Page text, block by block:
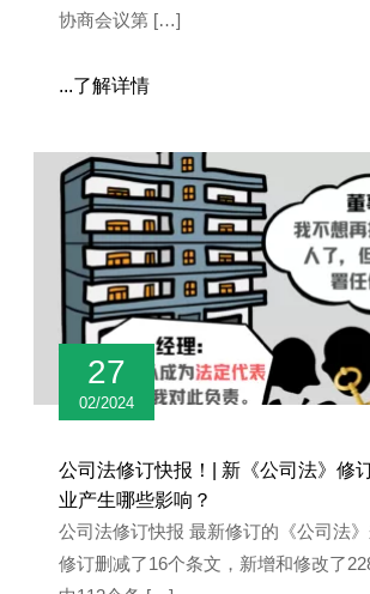
协商会议第 […]
...了解详情
27
02/2024
公司法修订快报！| 新《公司法》修
业产生哪些影响？
公司法修订快报 最新修订的《公司法
修订删减了16个条文，新增和修改了